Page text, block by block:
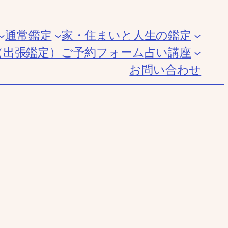
通常鑑定
家・住まいと人生の鑑定
張鑑定） ご予約フォーム占い講座
お問い合わせ